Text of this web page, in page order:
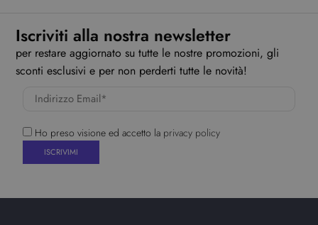
Iscriviti alla nostra newsletter
per restare aggiornato su tutte le nostre promozioni, gli
sconti esclusivi e per non perderti tutte le novità!
Ho preso visione ed accetto la privacy policy